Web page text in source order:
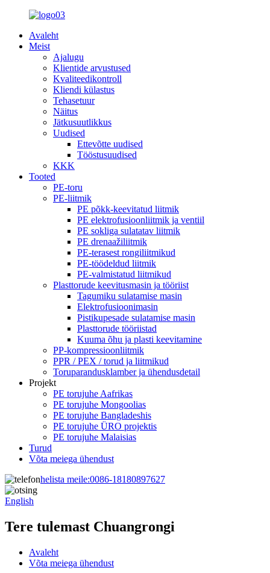
Avaleht
Meist
Ajalugu
Klientide arvustused
Kvaliteedikontroll
Kliendi külastus
Tehasetuur
Näitus
Jätkusuutlikkus
Uudised
Ettevõtte uudised
Tööstusuudised
KKK
Tooted
PE-toru
PE-liitmik
PE põkk-keevitatud liitmik
PE elektrofusioonliitmik ja ventiil
PE sokliga sulatatav liitmik
PE drenaažiliitmik
PE-terasest rongiliitmikud
PE-töödeldud liitmik
PE-valmistatud liitmikud
Plasttorude keevitusmasin ja tööriist
Tagumiku sulatamise masin
Elektrofusioonimasin
Pistikupesade sulatamise masin
Plasttorude tööriistad
Kuuma õhu ja plasti keevitamine
PP-kompressioonliitmik
PPR / PEX / torud ja liitmikud
Toruparandusklamber ja ühendusdetail
Projekt
PE torujuhe Aafrikas
PE torujuhe Mongoolias
PE torujuhe Bangladeshis
PE torujuhe ÜRO projektis
PE torujuhe Malaisias
Turud
Võta meiega ühendust
helista meile:0086-18180897627
English
Tere tulemast Chuangrongi
Avaleht
Võta meiega ühendust